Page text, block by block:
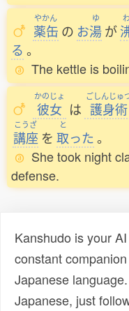
やかん
薬缶 の お
ゆ
湯が
る 。
The kettle is
かのじょ
彼女 は
ごしんじゅ
護身術
こうざ
講座 を
と
取った 。
She took night
defense.
Kanshudo is your
constant
Japanese
Japanese, just